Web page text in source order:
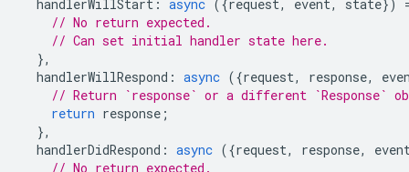
handlerWillStart : async ({request, event, state})
// No return expected.
// Can set initial handler state here.
},
handlerWillRespond : async ({request, response,
// Return `response` or a different `Response`
return response ;
},
handlerDidRespond : async ({request, response,
// No return expected.